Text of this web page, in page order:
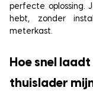
perfecte oplossing.
hebt, zonder
meterkast.
Hoe snel
thuislader